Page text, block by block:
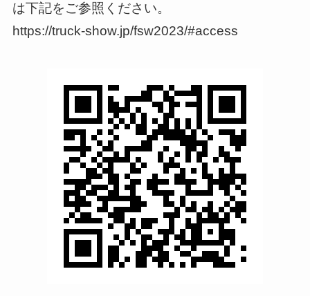
は下記をご参照ください。
https://truck-show.jp/fsw2023/#access